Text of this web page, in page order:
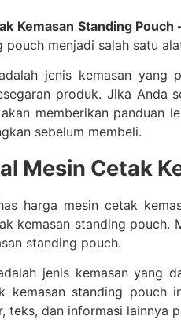
Kemasan Standing Pouch
pouch menjadi salah satu
jenis kemasan yang
produk. Jika Anda
memberikan panduan
sebelum membeli.
Mesin Cetak
harga mesin cetak
kemasan standing pouch.
standing pouch.
jenis kemasan yang
kemasan standing pouch
teks, dan informasi lainnya